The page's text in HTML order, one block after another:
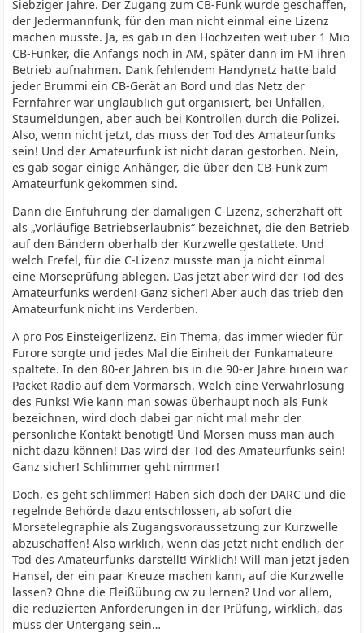
Siebziger Jahre. Der Zugang zum CB-Funk wurde geschaffen,
der Jedermannfunk, für den man nicht einmal eine Lizenz
machen musste. Ja, es gab in den Hochzeiten weit über 1 Mio
CB-Funker, die Anfangs noch in AM, später dann im FM ihren
Betrieb aufnahmen. Dank fehlendem Handynetz hatte bald
jeder Brummi ein CB-Gerät an Bord und das Netz der
Fernfahrer war unglaublich gut organisiert, bei Unfällen,
Staumeldungen, aber auch bei Kontrollen durch die Polizei.
Also, wenn nicht jetzt, das muss der Tod des Amateurfunks
sein! Und der Amateurfunk ist nicht daran gestorben. Nein,
es gab sogar einige Anhänger, die über den CB-Funk zum
Amateurfunk gekommen sind.
Dann die Einführung der damaligen C-Lizenz, scherzhaft oft
als „Vorläufige Betriebserlaubnis“ bezeichnet, die den Betrieb
auf den Bändern oberhalb der Kurzwelle gestattete. Und
welch Frefel, für die C-Lizenz musste man ja nicht einmal
eine Morseprüfung ablegen. Das jetzt aber wird der Tod des
Amateurfunks werden! Ganz sicher! Aber auch das trieb den
Amateurfunk nicht ins Verderben.
A pro Pos Einsteigerlizenz. Ein Thema, das immer wieder für
Furore sorgte und jedes Mal die Einheit der Funkamateure
spaltete. In den 80-er Jahren bis in die 90-er Jahre hinein war
Packet Radio auf dem Vormarsch. Welch eine Verwahrlosung
des Funks! Wie kann man sowas überhaupt noch als Funk
bezeichnen, wird doch dabei gar nicht mal mehr der
persönliche Kontakt benötigt! Und Morsen muss man auch
nicht dazu können! Das wird der Tod des Amateurfunks sein!
Ganz sicher! Schlimmer geht nimmer!
Doch, es geht schlimmer! Haben sich doch der DARC und die
regelnde Behörde dazu entschlossen, ab sofort die
Morsetelegraphie als Zugangsvoraussetzung zur Kurzwelle
abzuschaffen! Also wirklich, wenn das jetzt nicht endlich der
Tod des Amateurfunks darstellt! Wirklich! Will man jetzt jeden
Hansel, der ein paar Kreuze machen kann, auf die Kurzwelle
lassen? Ohne die Fleißübung cw zu lernen? Und vor allem,
die reduzierten Anforderungen in der Prüfung, wirklich, das
muss der Untergang sein…